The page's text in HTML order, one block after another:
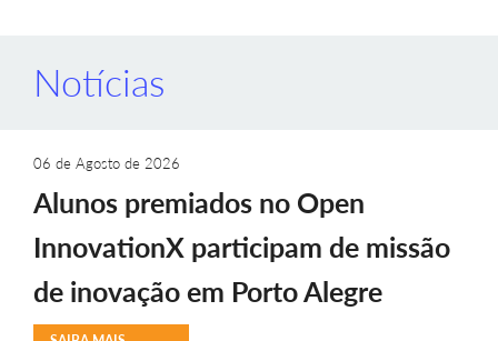
Notícias
06 de Agosto de 2026
Alunos premiados no Open
InnovationX participam de missão
de inovação em Porto Alegre